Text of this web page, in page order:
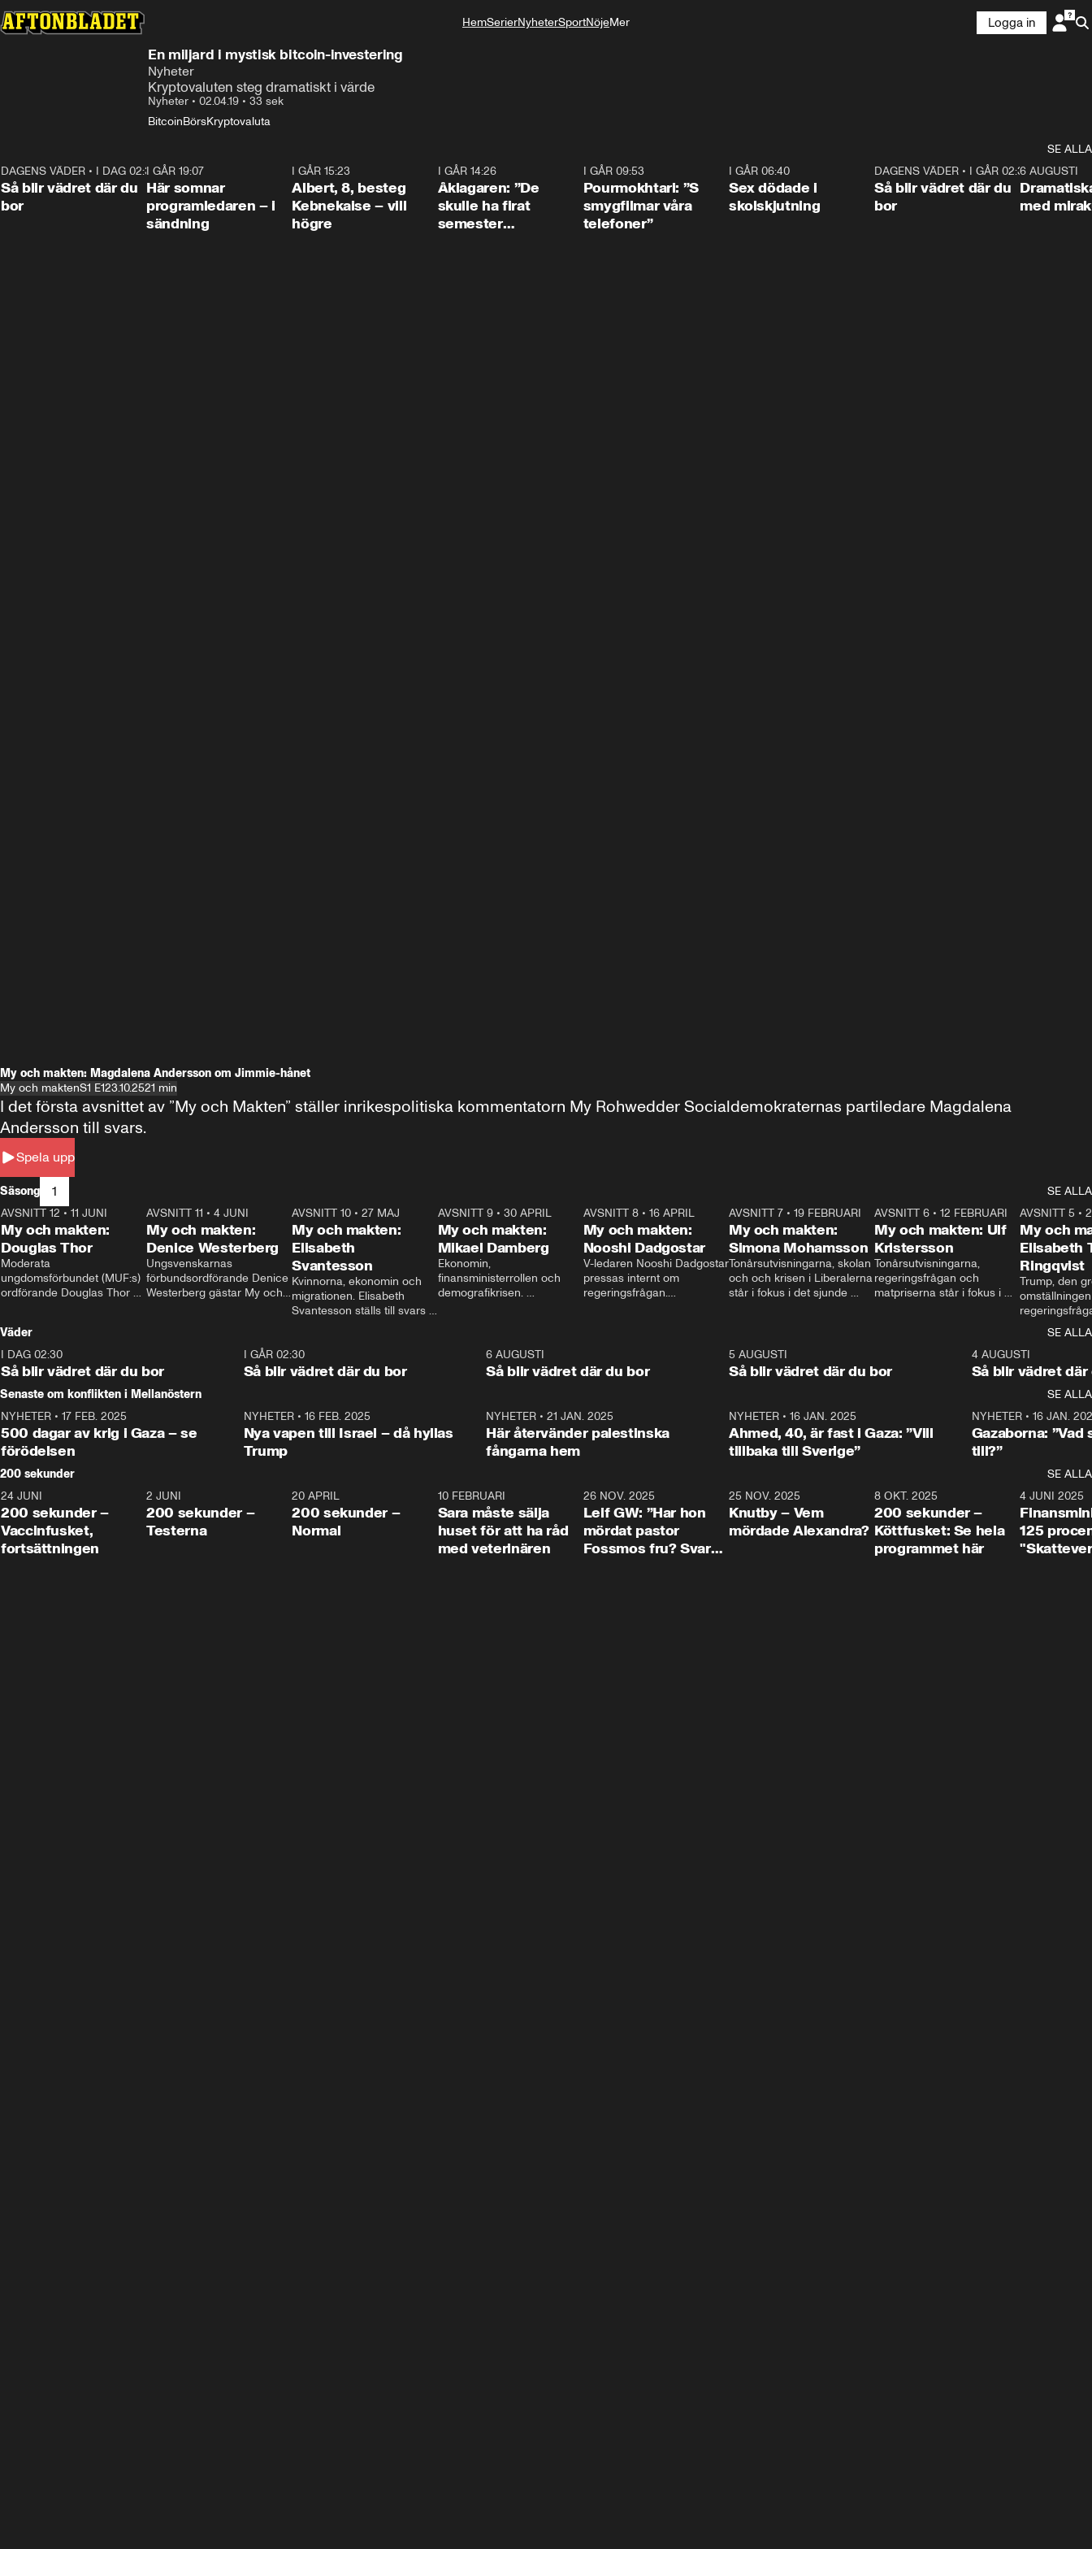
HemSerierNyheterSportNöjeMer
Logga in
En miljard i mystisk bitcoin-investering
Nyheter
Kryptovaluten steg dramatiskt i värde
Nyheter • 02.04.19 • 33 sek
BitcoinBörsKryptovaluta
SE ALLA
1:06
DAGENS VÄDER • I DAG 02:30
Så blir vädret där du
bor
I GÅR 19:07
Här somnar
programledaren – i
sändning
I GÅR 15:23
Albert, 8, besteg
Kebnekaise – vill
högre
I GÅR 14:26
Åklagaren: ”De
skulle ha firat
semester
I GÅR 09:53
Pourmokhtari: ”S
smygfilmar våra
telefoner”
I GÅR 06:40
Sex dödade i
skolskjutning
1:06
DAGENS VÄDER • I GÅR 02:30
Så blir vädret där du
bor
6 AUGUSTI
med
My och makten: Magdalena Andersson om Jimmie-hånet
My och maktenS1 E123.10.2521 min
Spela upp
I det första avsnittet av ”My och Makten” ställer inrikespolitiska kommentatorn My Rohwedder Socialdemokraternas partiledare Magdalena
Andersson till svars.
Säsong 1
SE ALLA
26:27
AVSNITT 12 • 11 JUNI
My och makten:
Douglas Thor
Moderata
ungdomsförbundet (MUF:s)
ordförande Douglas Thor
tonårsutvisningarna och hur
Moderaterna ska locka
väljare till valet i höst.
23:40
AVSNITT 11 •4 JUNI
My och makten:
Denice Westerberg
Ungsvenskarnas
förbundsordförande Denice
Westerberg gästar My och
AVSNITT 10 •27 MAJ
My och makten:
Elisabeth
Svantesson
Kvinnorna, ekonomin och
migrationen. Elisabeth
Svantesson ställs till svars
AVSNITT 9• 30 APRIL
My och makten:
Mikael Damberg
Ekonomin,
finansministerrollen och
demografikrisen.
och Makten.
AVSNITT 8• 16 APRIL
My och makten:
Nooshi Dadgostar
V-ledaren Nooshi Dadgostar
pressas internt om
regeringsfrågan.
– Vi ställer upp i val. Ska vi
vara med så sitter vi förstås
24:30
AVSNITT 7• 19 FEBRUARI
My och makten:
Simona Mohamsson
Tonårsutvisningarna, skolan
och och krisen i Liberalerna
står i fokus i det sjunde
kommentator My
Rohwedder ställer
utbildnings- och
Mohamsson till svars.
27:30
AVSNITT 6 •12 FEBRUARI
My och makten: Ulf
Kristersson
Tonårsutvisningarna,
regeringsfrågan och
matpriserna står i fokus i
Rohwedder ställer
statsminister Ulf Kristersson
AVSNITT 5 •
My och
Elisabeth
Ringqvist
Trump, den
centrum i
avsnittet av
Makten”. Se
Aftonbladets
Rohwedder
Thand Ring
Väder
SE ALLA
I DAG 02:30
Så blir vädret där du bor
1:06
I GÅR 02:30
Så blir vädret där du bor
6 AUGUSTI
Så blir vädret där du bor
5 AUGUSTI
Så blir vädret där du bor
4 AUGUSTI
Så blir vädret där
Senaste om konflikten i Mellanöstern
SE ALLA
NYHETER • 17 FEB. 2025
500 dagar av krig i Gaza – se
förödelsen
NYHETER• 16 FEB. 2025
Nya vapen till Israel – då hyllas
Trump
NYHETER •21 JAN. 2025
Här återvänder palestinska
fångarna hem
NYHETER• 16 JAN. 2025
Ahmed, 40, är fast i Gaza: ”Vill
tillbaka till Sverige”
NYHETER• 16 JAN.
Gazaborna:
till?”
200 sekunder
SE ALLA
5:00
24 JUNI
200 sekunder –
Vaccinfusket,
fortsättningen
4:23
2 JUNI
200 sekunder –
Testerna
20 APRIL
200 sekunder –
Normal
10 FEBRUARI
Sara måste sälja
huset för att ha råd
med veterinären
26 NOV. 2025
Leif GW: ”Har hon
mördat pastor
Fossmos fru? Svar
31:05
25 NOV. 2025
Knutby – Vem
mördade Alexandra?
4:29
8 OKT. 2025
200 sekunder –
Köttfusket: Se hela
programmet här
4 JUNI 2025
125